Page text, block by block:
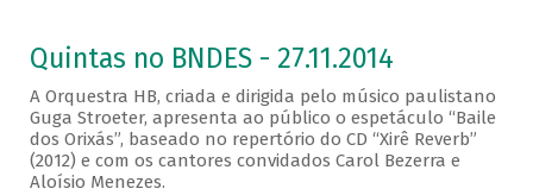
Quintas no BNDES - 27.11.2014
A Orquestra HB, criada e dirigida pelo músico paulistano
Guga Stroeter, apresenta ao público o espetáculo “Baile
dos Orixás”, baseado no repertório do CD “Xirê Reverb”
(2012) e com os cantores convidados Carol Bezerra e
Aloísio Menezes.